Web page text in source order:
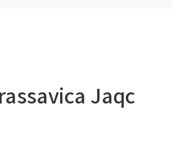
Jaqc